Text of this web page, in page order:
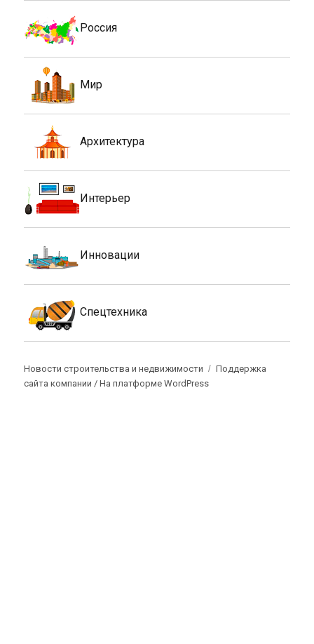
Россия
Мир
Архитектура
Интерьер
Инновации
Спецтехника
Новости строительства и недвижимости
Поддержка
сайта компании /На платформе WordPress